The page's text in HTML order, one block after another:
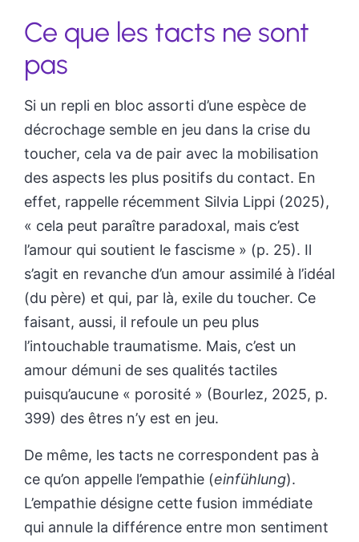
Ce que les tacts ne sont
pas
Si un repli en bloc assorti d’une espèce de
décrochage semble en jeu dans la crise du
toucher, cela va de pair avec la mobilisation
des aspects les plus positifs du contact. En
effet, rappelle récemment Silvia Lippi (2025),
« cela peut paraître paradoxal, mais c’est
l’amour qui soutient le fascisme » (p. 25). Il
s’agit en revanche d’un amour assimilé à l’idéal
(du père) et qui, par là, exile du toucher. Ce
faisant, aussi, il refoule un peu plus
l’intouchable traumatisme. Mais, c’est un
amour démuni de ses qualités tactiles
puisqu’aucune « porosité » (Bourlez, 2025, p.
399) des êtres n’y est en jeu.
De même, les tacts ne correspondent pas à
ce qu’on appelle l’empathie (einfühlung).
L’empathie désigne cette fusion immédiate
qui annule la différence entre mon sentiment